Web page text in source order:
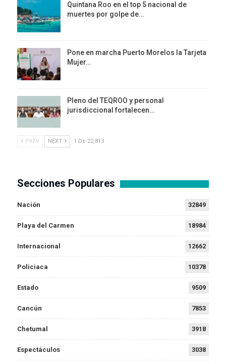
Quintana Roo en el top 5 nacional de
muertes por golpe de…
Pone en marcha Puerto Morelos la Tarjeta
Mujer…
Pleno del TEQROO y personal
jurisdiccional fortalecen…
PREV NEXT 1 De 22,813
Secciones Populares
Nación 32849
Playa del Carmen 18984
Internacional 12662
Policiaca 10378
Estado 9509
Cancún 7853
Chetumal 3918
Espectáculos 3038